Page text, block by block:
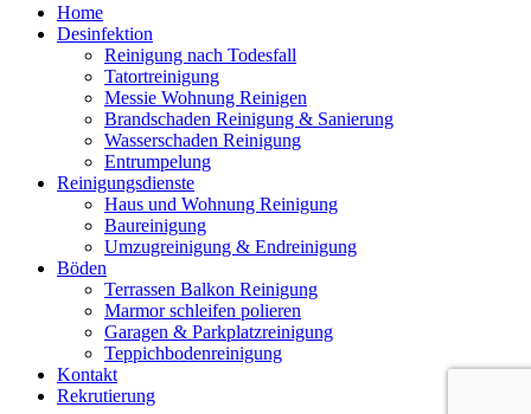
Home
Desinfektion
Reinigung nach Todesfall
Tatortreinigung
Messie Wohnung Reinigen
Brandschaden Reinigung & Sanierung
Wasserschaden Reinigung
Entrumpelung
Reinigungsdienste
Haus und Wohnung Reinigung
Baureinigung
Umzugreinigung & Endreinigung
Böden
Terrassen Balkon Reinigung
Marmor schleifen polieren
Garagen & Parkplatzreinigung
Teppichbodenreinigung
Kontakt
Rekrutierung